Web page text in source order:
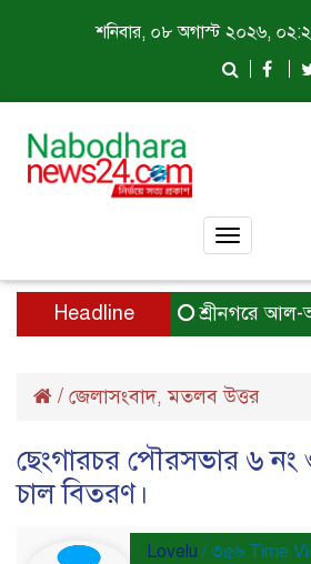
শনিবার, ০৮ অগাস্ট ২০২৬,
Toggle
Headline শ্রীনগরে আল-
/ জেলাসংবাদ,মতলব উত্তর
ছেংগারচর পৌরসভার ৬ নং
চাল বিতরণ।
Lovelu / ৩৫৬ Time